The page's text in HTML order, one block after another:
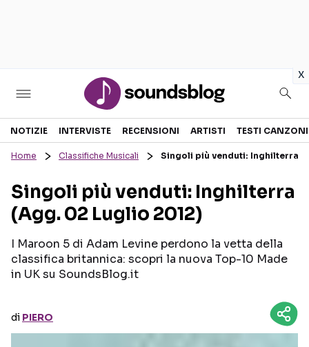
x
Sezioni
RECENSIONI MUSICALI
INTERVISTE
GOSSIP E CURIOSITÀ
TESTI CANZONI
TOUR ED EVENTI
TALENT SHOW
NOTIZIE INTERVISTE RECENSIONI ARTISTI TESTI CANZONI
Home Classifiche Musicali Singoli più venduti: Inghilterra
Singoli più venduti: Inghilterra
(Agg. 02 Luglio 2012)
I Maroon 5 di Adam Levine perdono la vetta della
classifica britannica: scopri la nuova Top-10 Made
in UK su SoundsBlog.it
di PIERO